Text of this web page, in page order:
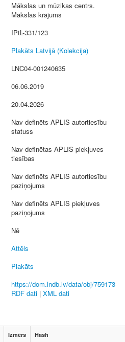
Mākslas un mūzikas centrs.
Mākslas krājums
IPtL-331/123
Plakāts Latvijā (Kolekcija)
LNC04-001240635
06.06.2019
20.04.2026
Nav definēts APLIS autortiesību
statuss
Nav definētas APLIS piekļuves
tiesības
Nav definēts APLIS autortiesību
paziņojums
Nav definēts APLIS piekļuves
paziņojums
Nē
Attēls
Plakāts
https://dom.lndb.lv/data/obj/759173
RDF dati | XML dati
Izmērs Hash